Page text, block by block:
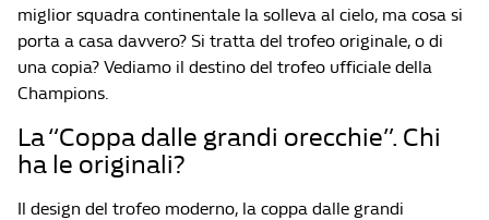
miglior squadra continentale la solleva al cielo, ma cosa si
porta a casa davvero? Si tratta del trofeo originale, o di
una copia? Vediamo il destino del trofeo ufficiale della
Champions.
La “Coppa dalle grandi orecchie”. Chi
ha le originali?
Il design del trofeo moderno, la coppa dalle grandi